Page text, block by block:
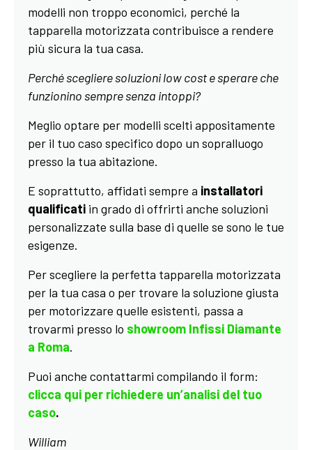
modelli non troppo economici, perché la
tapparella motorizzata contribuisce a rendere
più sicura la tua casa.
Perché scegliere soluzioni low cost e sperare che
funzionino sempre senza intoppi?
Meglio optare per modelli scelti appositamente
per il tuo caso specifico dopo un sopralluogo
presso la tua abitazione.
E soprattutto, affidati sempre a installatori
qualificati in grado di offrirti anche soluzioni
personalizzate sulla base di quelle se sono le tue
esigenze.
Per scegliere la perfetta tapparella motorizzata
per la tua casa o per trovare la soluzione giusta
per motorizzare quelle esistenti, passa a
trovarmi presso lo showroom Infissi Diamante
a Roma.
Puoi anche contattarmi compilando il form:
clicca qui per richiedere un’analisi del tuo
caso.
William